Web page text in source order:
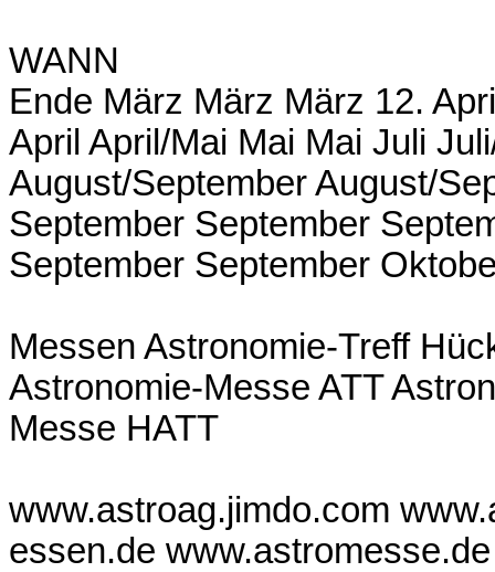
WANN
Ende März März März 12.
April April/Mai Mai Mai Juli
August/September August/
September September
September September
Messen Astronomie-Treff
Astronomie-Messe ATT
Messe HATT
www.astroag.jimdo.com
essen.de